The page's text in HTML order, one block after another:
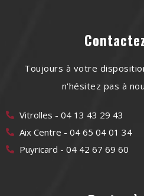
Toujours à votre
n'hésitez pas à
Vitrolles - 04 13 43 29 43
Aix Centre - 04 65 04 01 34
Puyricard - 04 42 67 69 60